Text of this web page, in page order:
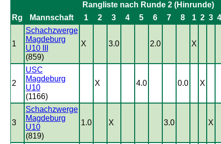
Rangliste nach Runde 2 (Hinrunde)
Rg
Mannschaft 1 2 3 4 5 6 7 8 1 2 3 4
1
Schachzwerge
Magdeburg
U10 III
(859)
X 3.0 2.0 X
2
USC
Magdeburg
U10
(1166)
X 4.0 0.0 X
3
Schachzwerge
Magdeburg
U10
(819)
1.0 X 3.0 X